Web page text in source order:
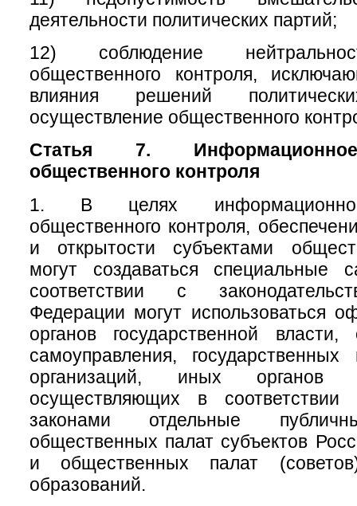
деятельности политических партий;
12) соблюдение
общественного контроля,
влияния решений
осуществление общественного
Статья 7.
общественного контроля
1. В целях
общественного контроля,
и открытости субъектами
могут создаваться
соответствии с
Федерации могут использоваться
органов государственной власти,
самоуправления,
организаций, иных органов
осуществляющих в
законами отдельные
общественных палат субъектов
и общественных палат
образований.